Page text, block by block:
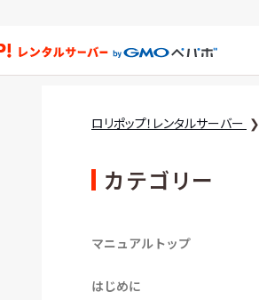
ロリ
ロリポップ！レンタルサーバー
カテゴリー
マニュアルトップ
はじめに